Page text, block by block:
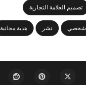
تصميم العلامة التجارية
شخصي نشر هدية مجانية